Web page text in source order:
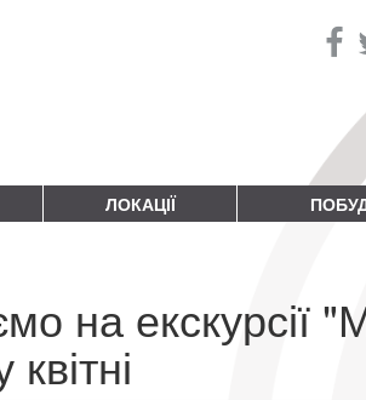
ЛОКАЦІЇ
на екскурсії
квітні